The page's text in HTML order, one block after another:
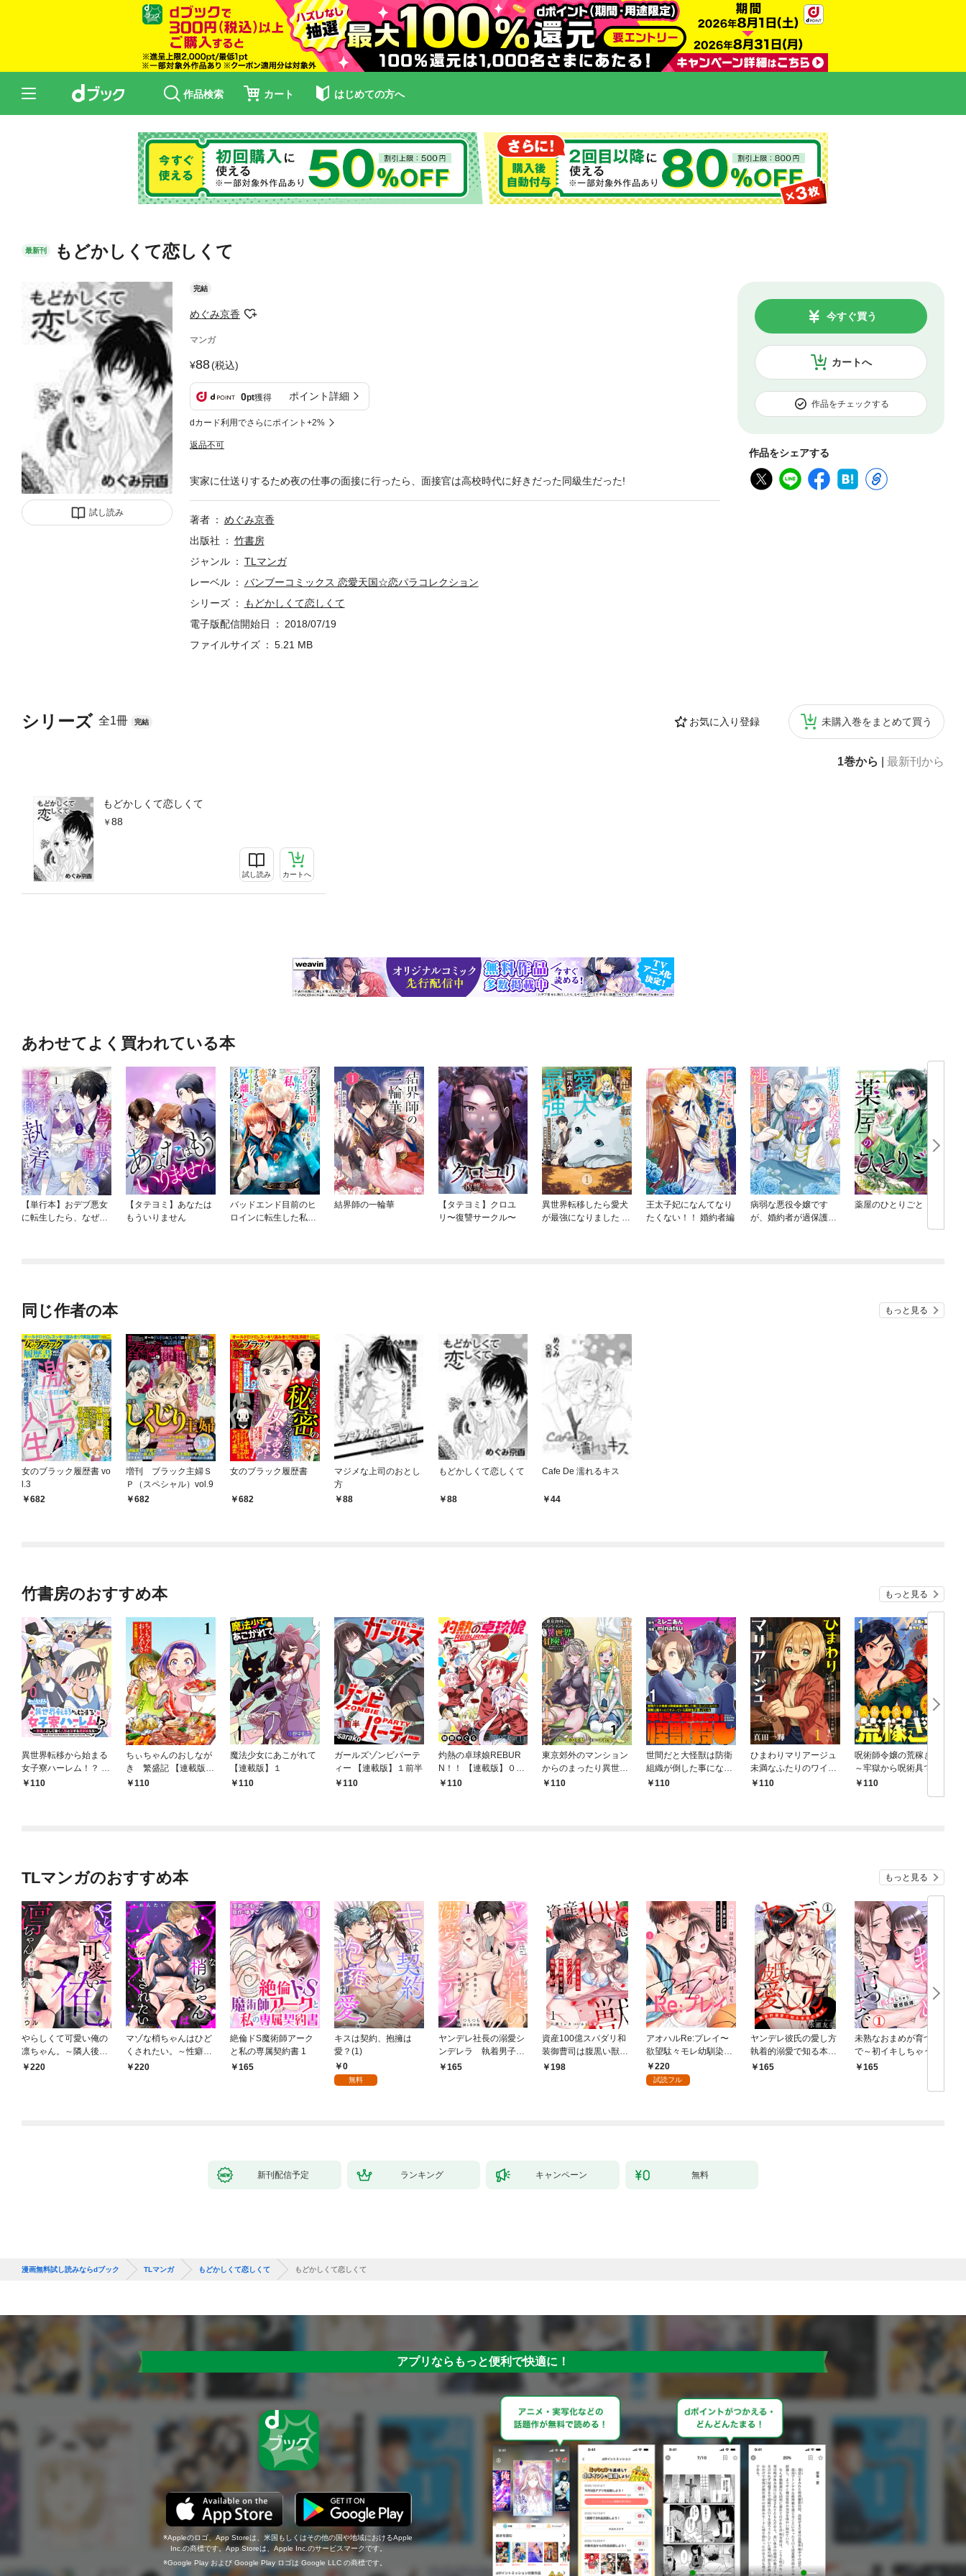
作品検索 カート はじめての方へ
最新刊 もどかしくて恋しくて
試し読み
完結
めぐみ京香
マンガ
88(税込)
0pt獲得 ポイント詳細
dカード利用でさらにポイント+2%
返品不可
カートへ
今すぐ買う
作品をチェックする
作品をシェアする
シリーズ 全1冊 完結 お気に入り登録 未購入巻をまとめて買う
1巻から 最新刊から
もどかしくて恋しくて
88
試し読み カートへ
実家に仕送りするため夜の仕事の面接に行ったら、面接官は高校時代に好きだった同級生だった!
著者
めぐみ京香
出版社
竹書房
ジャンル
TLマンガ
レーベル
バンブーコミックス 恋愛天国☆恋パラコレクション
シリーズ
もどかしくて恋しくて
電子版配信開始日
2018/07/19
ファイルサイズ
5.21 MB
あわせてよく買われている本
【単行本】おデブ悪女
に転生したら、なぜか
【タテヨミ】あなたは
もういりません
バッドエンド目前のヒ
ロインに転生した私、
結界師の一輪華
【タテヨミ】クロユ
リ〜復讐サークル〜
異世界転移したら愛犬
が最強になりました ～
王太子妃になんてなり
たくない！！ 婚約者編
病弱な悪役令嬢です
が、婚約者が過保護す
薬屋のひとりごと
同じ作者の本 もっと見る
女のブラック履歴書 vo
l.3
682
増刊 ブラック主婦Ｓ
Ｐ（スペシャル）vol.9
682
女のブラック履歴書
682
マジメな上司のおとし
方
88
もどかしくて恋しくて
88
Cafe De 濡れるキス
44
竹書房のおすすめ本 もっと見る
異世界転移から始まる
女子寮ハーレム！？ ～
管理人として働く人間
110
ちぃちゃんのおしなが
き 繁盛記 【連載版】
１110
魔法少女にあこがれて
【連載版】１
110
ガールズゾンビパーテ
ィー 【連載版】１前半
110
灼熱の卓球娘REBUR
N！！ 【連載版】０－
①110
東京郊外のマンション
からのまったり異世界
冒険記 ～僕の部屋が
110
世間だと大怪獣は防衛
組織が倒した事になっ
ているけど、実際は陰
110
ひまわりマリアージュ
未満なふたりのワイン
日誌 【連載版】１
110
呪術師令嬢の荒稼ぎ！
～牢獄から呪術具で掴
み取る金貨ザクザク宮
廷生活～ 【連載版】１
110
TLマンガのおすすめ本 もっと見る
やらしくて可愛い俺の
凛ちゃん。～隣人後輩
くんのイキすぎた執着
220
マゾな梢ちゃんはひど
くされたい。～性癖マ
ッチした後輩と欲望の
220
絶倫ドS魔術師アーク
と私の専属契約書 1
165
キスは契約、抱擁は
愛？(1)
0
無料
ヤンデレ社長の溺愛シ
ンデレラ 執着男子が
見つけた本物の恋 1
165
資産100億スパダリ和
装御曹司は腹黒い獣～
イジワルな指遣いから
198
アオハルRe:プレイ〜
欲望駄々モレ幼馴染と
焦れキュンとろ甘初え
っち〜（１）
220
試読フル
ヤンデレ彼氏の愛し方
執着的溺愛で知る本当
の絶頂 1
165
未熟なおまめが育つま
で～初イキしちゃう敏
感指導～1
165
新刊配信予定 ランキング キャンペーン 無料
漫画無料試し読みならdブック TLマンガ もどかしくて恋しくて もどかしくて恋しくて
アプリならもっと便利で快適に！
Appleのロゴ、App Storeは、米国もしくはその他の国や地域におけるApple
Inc.の商標です。App Storeは、Apple Inc.のサービスマークです。
Google Play および Google Play ロゴは Google LLC の商標です。